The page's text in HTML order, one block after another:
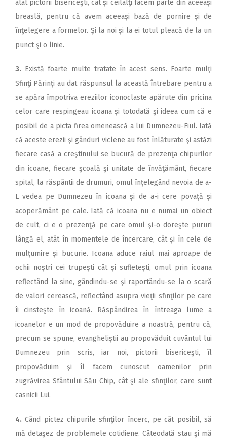
atât pictorii bisericeşti, cât şi ceilalţi facem parte din aceeaşi
breaslă, pentru că avem aceeaşi bază de pornire şi de
înţelegere a formelor. Şi la noi şi la ei totul pleacă de la un
punct şi o linie.
3. Există foarte multe tratate în acest sens. Foarte mulţi
Sfinţi Părinţi au dat răspunsul la această întrebare pentru a
se apăra împotriva ereziilor iconoclaste apărute din pricina
celor care respingeau icoana şi totodată şi ideea cum că e
posibil de a picta firea omenească a lui Dumnezeu-Fiul. Iată
că aceste erezii şi gânduri viclene au fost înlăturate şi astăzi
fiecare casă a creştinului se bucură de prezenţa chipurilor
din icoane, fiecare şcoală şi unitate de învăţământ, fiecare
spital, la răspântii de drumuri, omul înţelegând nevoia de a-
L vedea pe Dumnezeu în icoana şi de a-i cere povaţă şi
acoperământ pe cale. Iată că icoana nu e numai un obiect
de cult, ci e o prezenţă pe care omul şi-o doreşte pururi
lângă el, atât în momentele de încercare, cât şi în cele de
mulţumire şi bucurie. Icoana aduce raiul mai aproape de
ochii noştri cei trupeşti cât şi sufleteşti, omul prin icoana
reflectând la sine, gândindu-se şi raportându-se la o scară
de valori cerească, reflectând asupra vieţii sfinţilor pe care
îi cinsteşte în icoană. Răspândirea în întreaga lume a
icoanelor e un mod de propovăduire a noastră, pentru că,
precum se spune, evangheliştii au propovăduit cuvântul lui
Dumnezeu prin scris, iar noi, pictorii bisericeşti, îl
propovăduim şi îl facem cunoscut oamenilor prin
zugrăvirea Sfântului Său Chip, cât şi ale sfinţilor, care sunt
casnicii Lui.
4. Când pictez chipurile sfinţilor încerc, pe cât posibil, să
mă detaşez de problemele cotidiene. Câteodată stau şi mă